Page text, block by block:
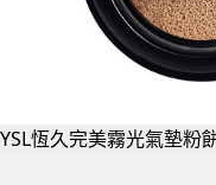
YSL恆久完美霧光氣墊粉